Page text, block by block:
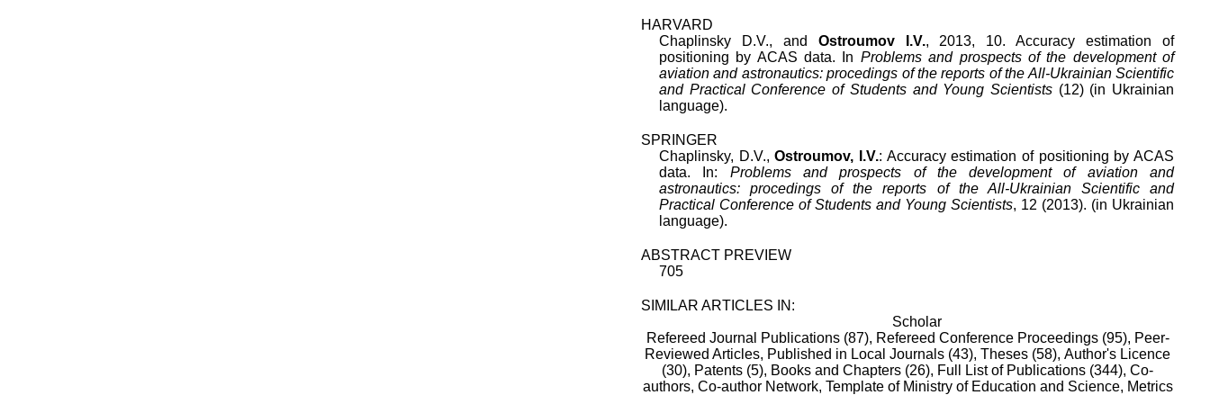
HARVARD
Chaplinsky D.V., and Ostroumov I.V., 2013, 10. Accuracy estimation of
positioning by ACAS data. In Problems and prospects of the development of
aviation and astronautics: procedings of the reports of the All-Ukrainian Scientific
and Practical Conference of Students and Young Scientists(12) (in Ukrainian
language).
SPRINGER
Chaplinsky, D.V.,Ostroumov, I.V.: Accuracy estimation of positioning by ACAS
data. In: Problems and prospects of the development of aviation and
astronautics: procedings of the reports of the All-Ukrainian Scientific and
Practical Conference of Students and Young Scientists, 12 (2013). (in Ukrainian
language).
ABSTRACT PREVIEW
705
SIMILAR ARTICLES IN:
Scholar
Refereed Journal Publications (87), Refereed Conference Proceedings (95), Peer-
Reviewed Articles, Published in Local Journals (43), Theses (58), Author's Licence
(30), Patents (5), Books and Chapters (26), Full List of Publications (344), Co-
authors, Co-author Network, Template of Ministry of Education and Science, Metrics